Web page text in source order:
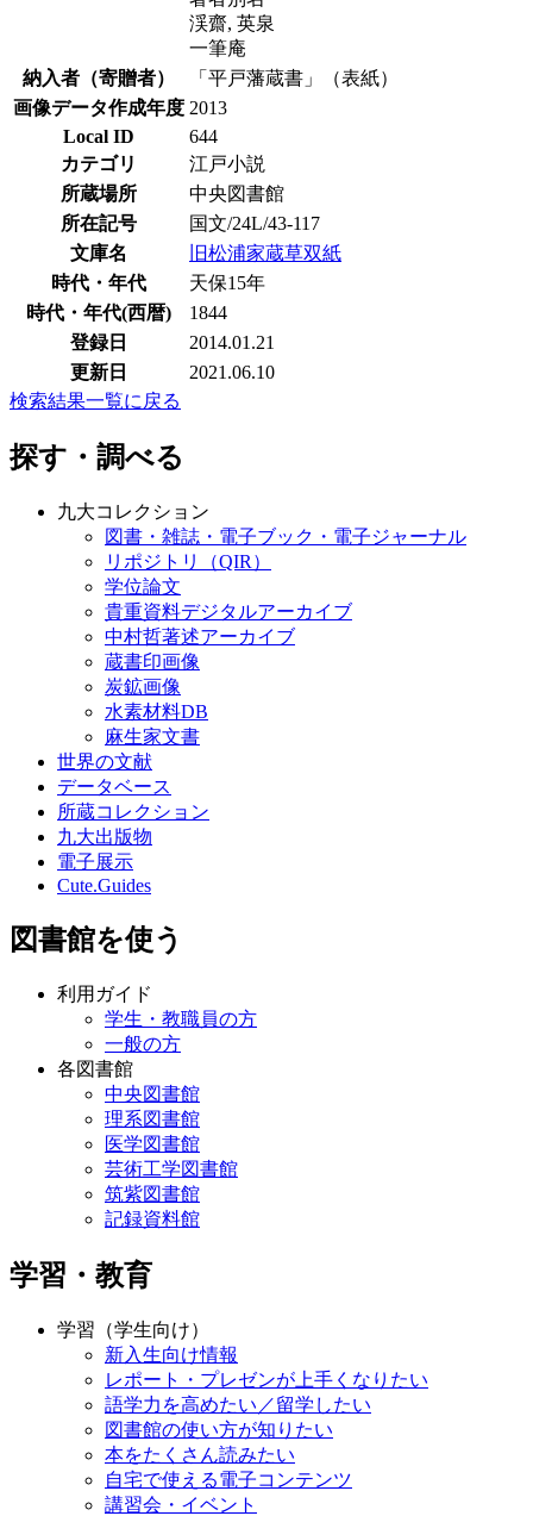
渓齋, 英泉
一筆庵
納入者（寄贈者）
「平戸藩蔵書」（表紙）
画像データ作成年度 2013
Local ID
644
カテゴリ
江戸小説
所蔵場所
中央図書館
所在記号
国文/24L/43-117
文庫名
旧松浦家蔵草双紙
時代・年代
天保15年
時代・年代(西暦)
1844
登録日
2014.01.21
更新日
2021.06.10
検索結果一覧に戻る
探す・調べる
九大コレクション
図書・雑誌・電子ブック・電子ジャーナル
リポジトリ（QIR）
学位論文
貴重資料デジタルアーカイブ
中村哲著述アーカイブ
蔵書印画像
炭鉱画像
水素材料DB
麻生家文書
世界の文献
データベース
所蔵コレクション
九大出版物
電子展示
Cute.Guides
図書館を使う
利用ガイド
学生・教職員の方
一般の方
各図書館
中央図書館
理系図書館
医学図書館
芸術工学図書館
筑紫図書館
記録資料館
学習・教育
学習（学生向け）
新入生向け情報
レポート・プレゼンが上手くなりたい
語学力を高めたい／留学したい
図書館の使い方が知りたい
本をたくさん読みたい
自宅で使える電子コンテンツ
講習会・イベント